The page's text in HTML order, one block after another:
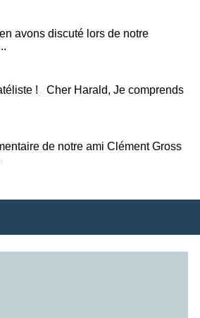
avons discuté lors de notre
! Cher Harald, Je comprends
de notre ami Clément Gross